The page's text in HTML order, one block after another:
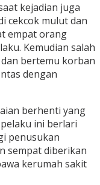
kejadian juga
cekcok mulut dan
empat orang
Kemudian salah
bertemu korban
dengan
berhenti yang
ini berlari
penusukan
sempat diberikan
kerumah sakit